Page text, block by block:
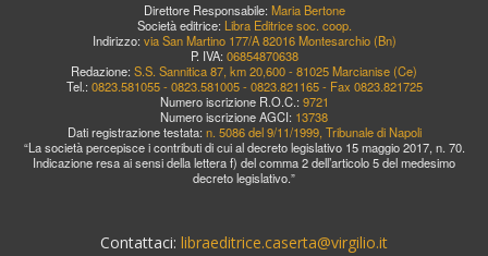
Direttore Responsabile: Maria Bertone
Società editrice: Libra Editrice soc. coop.
Indirizzo: via San Martino 177/A 82016 Montesarchio (Bn)
P. IVA: 06854870638
Redazione: S.S. Sannitica 87, km 20,600 - 81025 Marcianise (Ce)
Tel.: 0823.581055 - 0823.581005 - 0823.821165 - Fax 0823.821725
Numero iscrizione R.O.C.: 9721
Numero iscrizione AGCI: 13738
Dati registrazione testata: n. 5086 del 9/11/1999, Tribunale di Napoli
“La società percepisce i contributi di cui al decreto legislativo 15 maggio 2017, n. 70.
Indicazione resa ai sensi della lettera f) del comma 2 dell’articolo 5 del medesimo
decreto legislativo.”
Contattaci: libraeditrice.caserta@virgilio.it